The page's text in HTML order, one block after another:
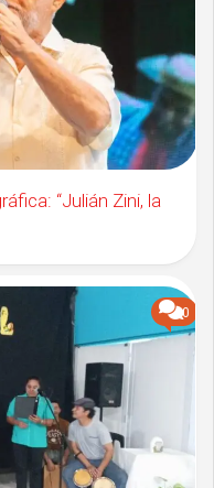
“Julián Zini, la
0